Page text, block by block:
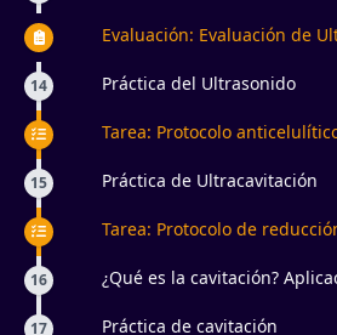
Evaluación: Evaluación de
14 Práctica del Ultrasonido
Tarea: Protocolo
15 Práctica de Ultracavitación
Tarea: Protocolo de
16
¿Qué es la cavitación?
17 Práctica de cavitación